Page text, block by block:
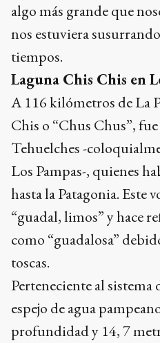
algo más grande que
nos estuviera
tiempos.
Laguna Chis Chis en
A 116 kilómetros de La
Chis o “Chus Chus”,
Tehuelches -
Los Pampas-, quienes
hasta la Patagonia. Este
“guadal, limos” y hace
como “guadalosa”
toscas.
Perteneciente al sistema
espejo de agua
profundidad y 14, 7